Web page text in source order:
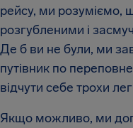
рейсу, ми розуміємо,
розгубленими і
Де б ви не були, ми
путівник по
відчути себе трохи
Якщо можливо, ми